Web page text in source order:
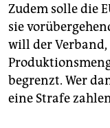
Zudem solle die
sie
will der Verband,
begrenzt. Wer
eine Strafe